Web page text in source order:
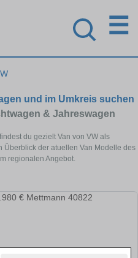
☰
und im Umkreis suchen
& Jahreswagen
du gezielt Van von VW als
Überblick der atuellen Van Modelle des
regionalen Angebot.